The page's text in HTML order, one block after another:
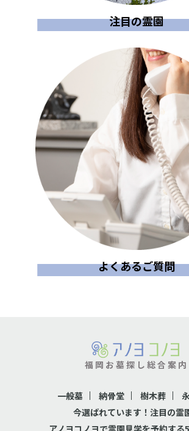
注目の霊園
よくあるご質問
福岡お墓探し総合案内
一般墓 納骨堂 樹木葬
今選ばれています！注目の霊